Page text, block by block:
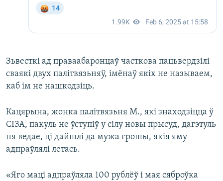
Зьвесткі ад праваабаронцаў часткова пацьвердзілі
сваякі двух палітвязьняў, імёнаў якіх не называем,
каб ім не нашкодзіць.
Кацярына, жонка палітвязьня М., які знаходзіцца ў
СІЗА, пакуль не ўступіў у сілу новы прысуд, дагэтуль
ня ведае, ці дайшлі да мужа грошы, якія яму
адпраўлялі летась.
«Яго маці адпраўляла 100 рублёў і мая сяброўка